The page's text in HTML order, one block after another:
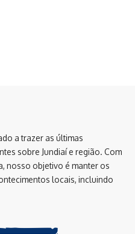
a trazer as últimas
sobre Jundiaí e região. Com
nosso objetivo é manter os
locais, incluindo